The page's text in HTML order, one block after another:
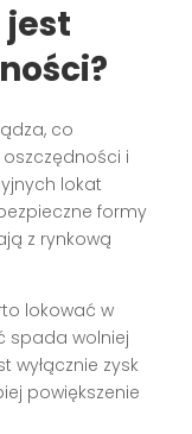
co
i
lokat
formy
z rynkową
lokować w
spada wolniej
wyłącznie zysk
powiększenie